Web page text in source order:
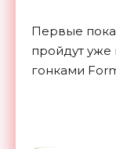
Первые
пройдут уже
гонками